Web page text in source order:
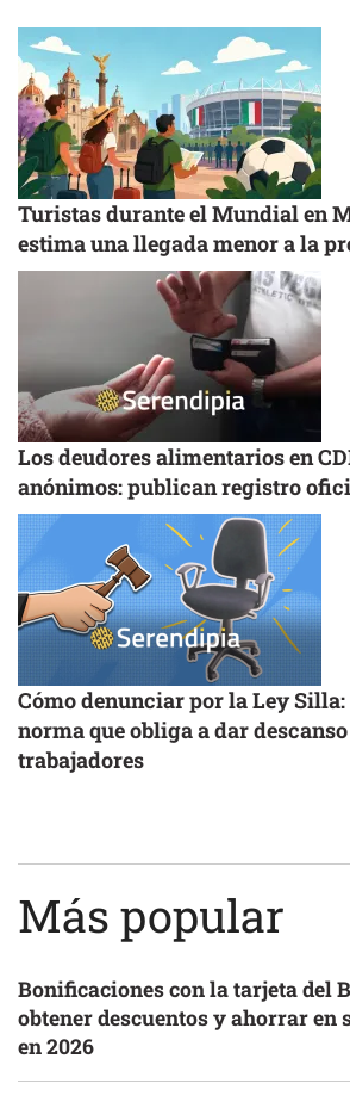
Turistas durante el Mundial en
estima una llegada menor a la
Los deudores alimentarios en
anónimos: publican registro
Cómo denunciar por la Ley
norma que obliga a dar
trabajadores
Más popular
Bonificaciones con la tarjeta del
obtener descuentos y ahorrar en
en 2026